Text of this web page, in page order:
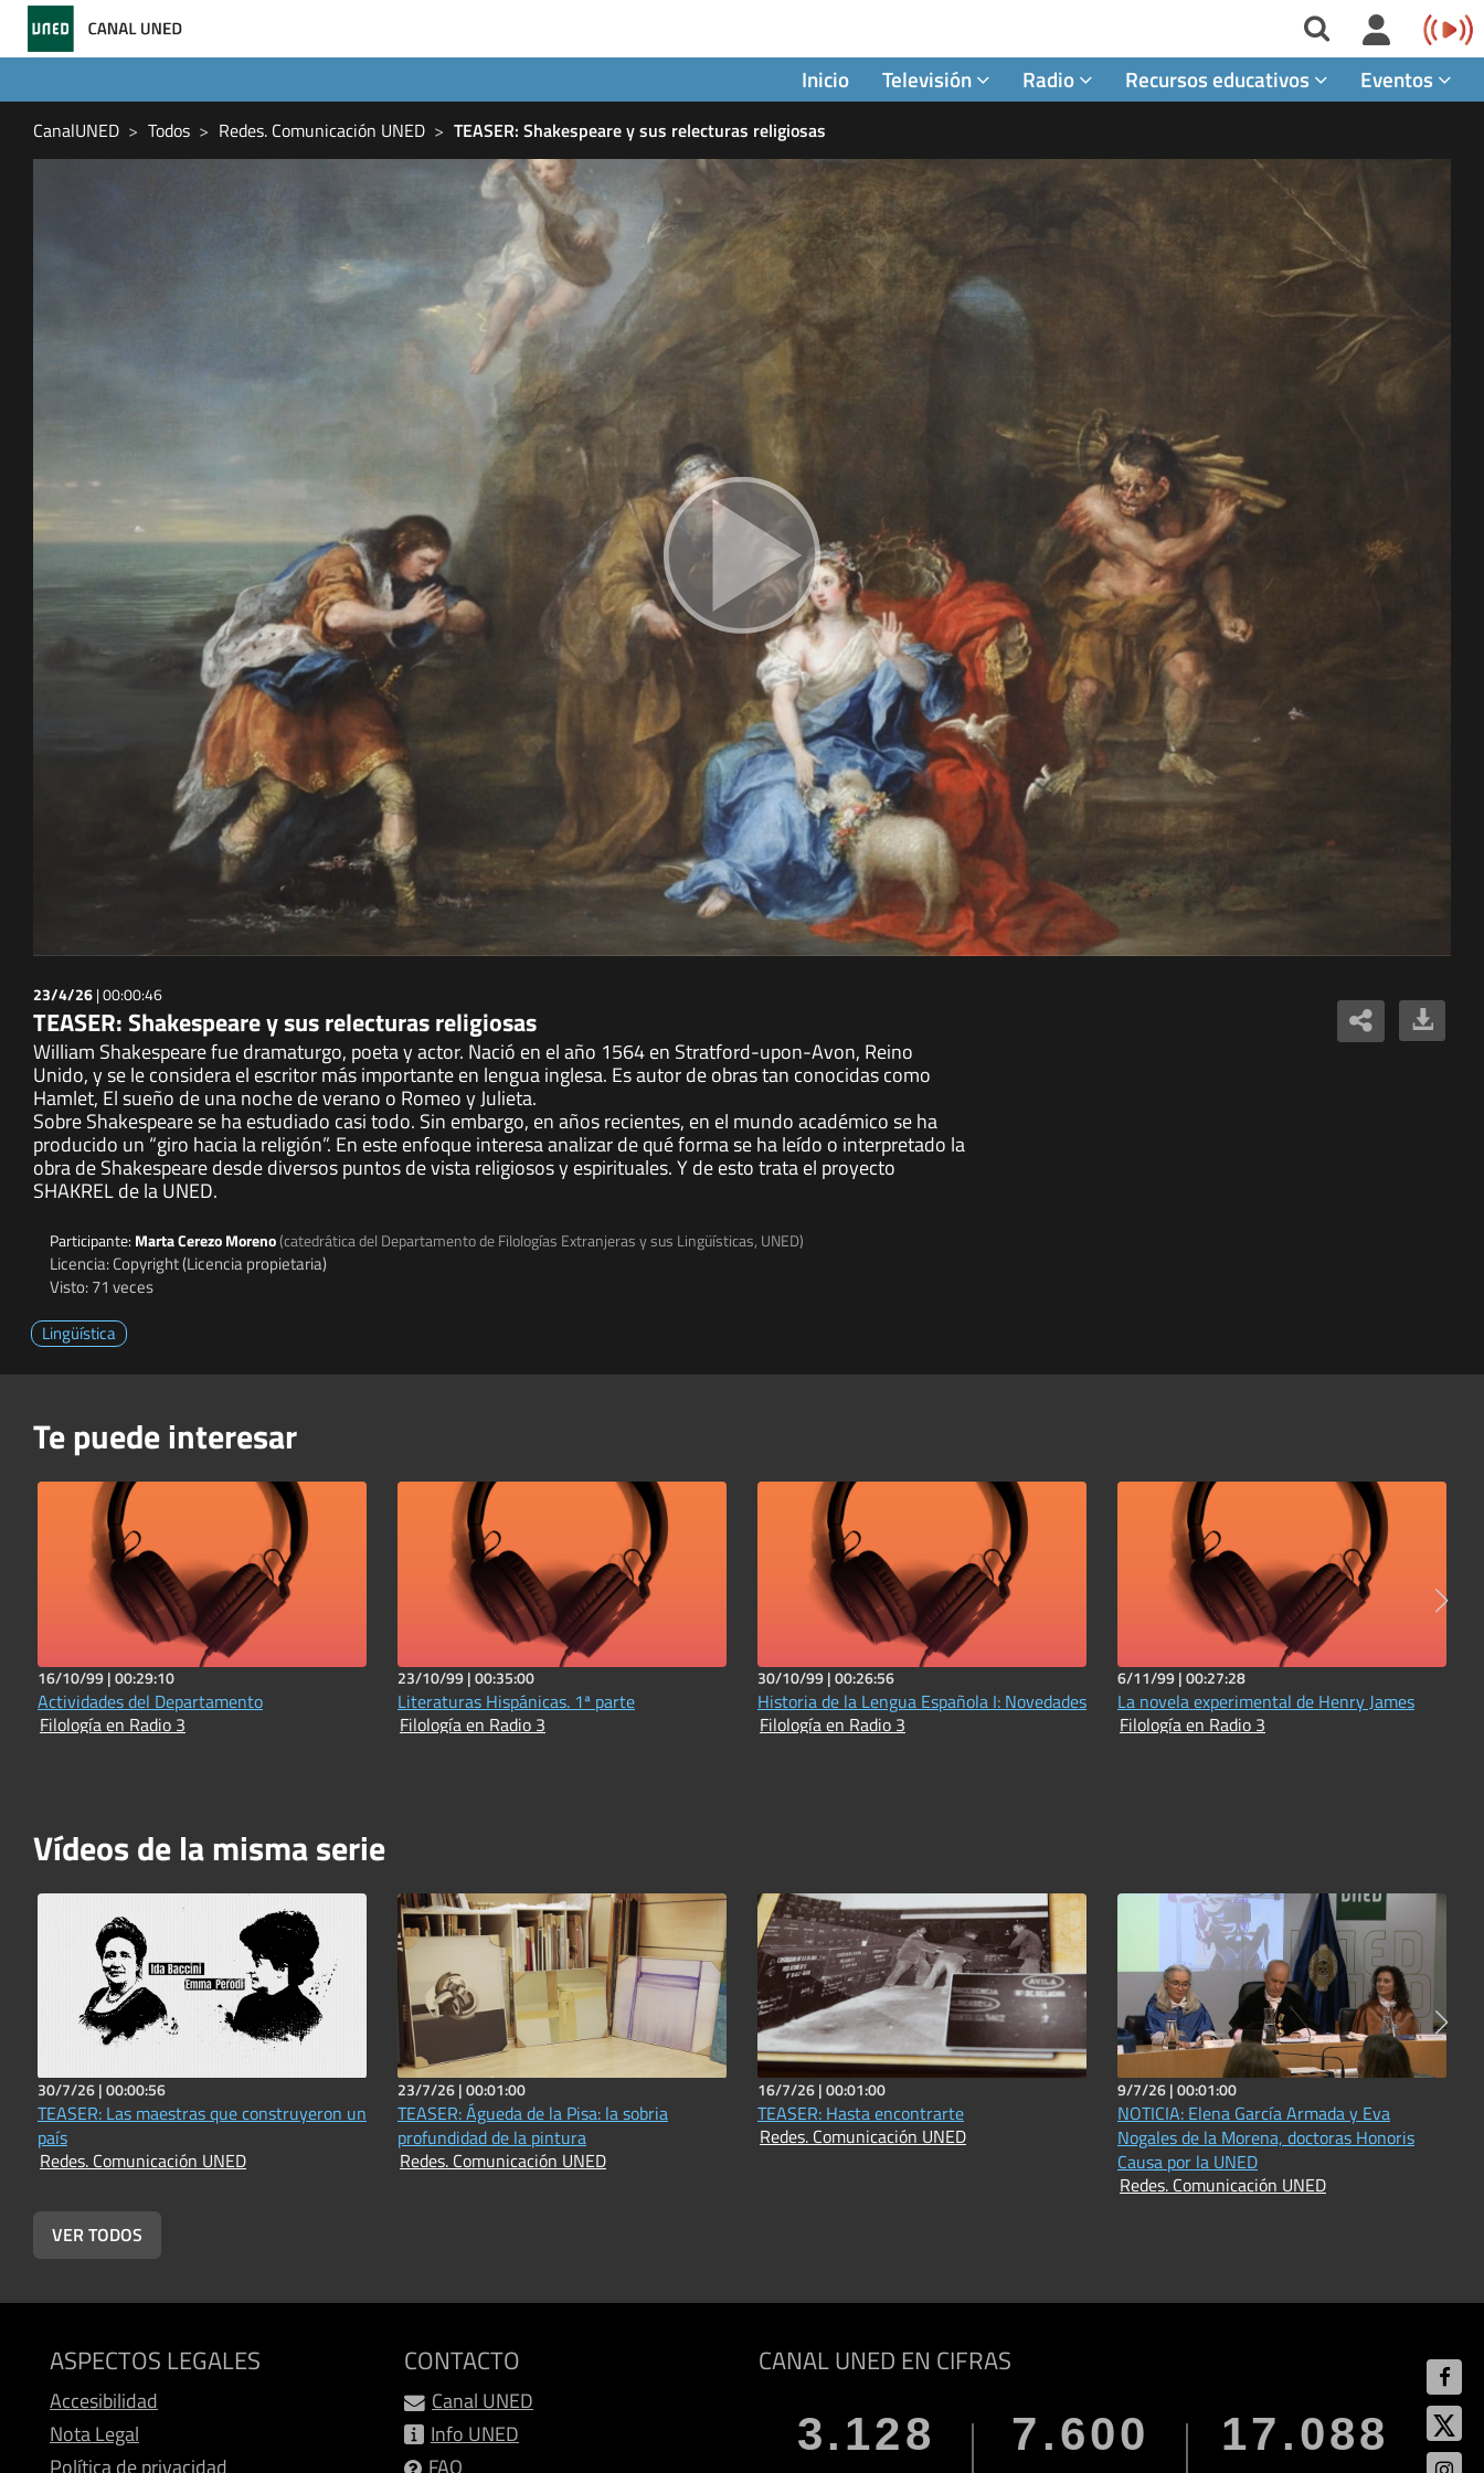
Inicio Televisión Radio Recursos educativos Eventos
CanalUNED Todos Redes. Comunicación UNED TEASER: Shakespeare y sus relecturas religiosas
23/4/26|00:00:46
TEASER: Shakespeare y sus relecturas religiosas
William Shakespeare fue dramaturgo, poeta y actor. Nació en el año 1564 en Stratford-upon-Avon, Reino
Unido, y se le considera el escritor más importante en lengua inglesa. Es autor de obras tan conocidas como
Hamlet, El sueño de una noche de verano o Romeo y Julieta.
Sobre Shakespeare se ha estudiado casi todo. Sin embargo, en años recientes, en el mundo académico se ha
producido un “giro hacia la religión”. En este enfoque interesa analizar de qué forma se ha leído o interpretado la
obra de Shakespeare desde diversos puntos de vista religiosos y espirituales. Y de esto trata el proyecto
SHAKREL de la UNED.
Participante: Marta Cerezo Moreno(catedrática del Departamento de Filologías Extranjeras y sus Lingüísticas, UNED)
Licencia: Copyright (Licencia propietaria)
Visto: 71 veces
Lingüística
Te puede interesar
16/10/99 |00:29:10
Actividades del Departamento
Filología en Radio 3
23/10/99 |00:35:00
Literaturas Hispánicas. 1ª parte
Filología en Radio 3
30/10/99 |00:26:56
Historia de la Lengua Española I: Novedades
Filología en Radio 3
6/11/99 |00:27:28
La novela experimental de Henry James
Filología en Radio 3
Vídeos de la misma serie
30/7/26 |00:00:56
TEASER: Las maestras que construyeron un
país
Redes. Comunicación UNED
23/7/26 |00:01:00
TEASER: Águeda de la Pisa: la sobria
profundidad de la pintura
Redes. Comunicación UNED
16/7/26 |00:01:00
TEASER: Hasta encontrarte
Redes. Comunicación UNED
9/7/26 |00:01:00
NOTICIA: Elena García Armada y Eva
Nogales de la Morena, doctoras Honoris
Causa por la UNED
Redes. Comunicación UNED
VER TODOS
ASPECTOS LEGALES
Accesibilidad
Nota Legal
Política de privacidad
CONTACTO
Canal UNED
Info UNED
FAQ
CANAL UNED EN CIFRAS
3.128 7.600 17.088